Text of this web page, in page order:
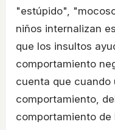
"estúpido",
niños internalizan
que los insultos
comportamiento
cuenta que cuando
comportamiento,
comportamiento de